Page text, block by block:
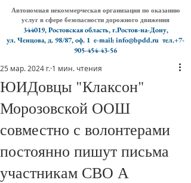
Автономная некоммерческая организация по оказанию
услуг в сфере безопасности дорожного движения
344019, Ростовская область, г.Ростов-на-Дону,
ул. Ченцова, д. 98/87, оф. 1 e-mail: info@bpdd.ru тел.+7-
905-454-43-56
ЮИДовцы "Клаксон"
Морозовской ООШ
совместно с волонтерами
постоянно пишут письма
участникам СВО А
25 мар. 2024 г. 1 мин. чтения